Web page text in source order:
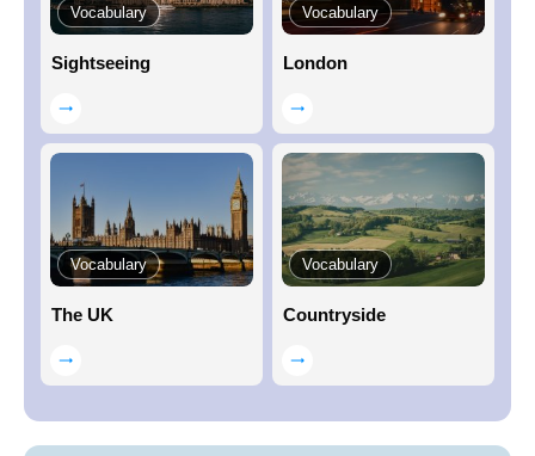
Vocabulary
Sightseeing
Vocabulary
London
Vocabulary
The UK
Vocabulary
Countryside